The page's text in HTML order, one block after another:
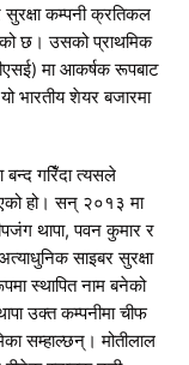
कम्पनी क्रतिकल
छ। उसको प्राथमिक
मा आकर्षक रूपबाट
शेयर बजारमा
गरिँदा त्यसले
हो। सन् २०१३ मा
थापा, पवन कुमार र
साइबर सुरक्षा
स्थापित नाम बनेको
उक्त कम्पनीमा चीफ
सम्हाल्छन्। मोतीलाल